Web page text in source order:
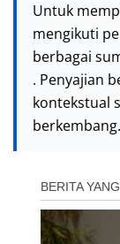
Untuk
mengikuti
berbagai
. Penyajian
kontekstual
berkembang.